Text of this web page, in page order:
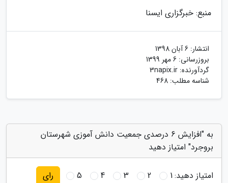
منبع: خبرگزاری ایسنا
انتشار: 6 آبان 1398
بروزرسانی: 6 مهر 1399
گردآورنده: 3napix.ir
شناسه مطلب: 468
به "افزایش 6 درصدی جمعیت دانش آموزی شهرستان
بروجرد" امتیاز دهید
امتیاز دهید:1
2
3
4
5 رای